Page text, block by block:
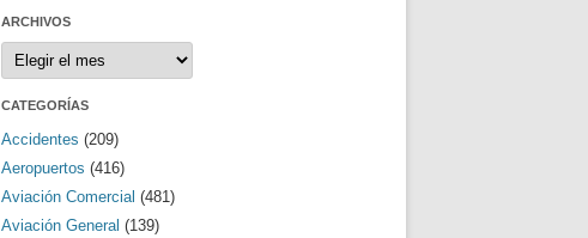
ARCHIVOS
Archivos
CATEGORÍAS
Accidentes (209)
Aeropuertos (416)
Aviación Comercial (481)
Aviación General (139)